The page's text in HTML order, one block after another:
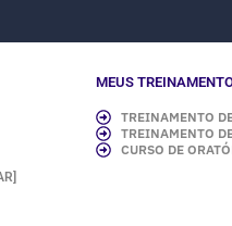
MEUS
TREINAMENTO
TREINAMENTO
CURSO DE